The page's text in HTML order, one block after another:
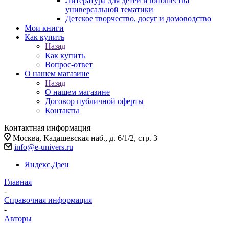
универсальной тематики
Детское творчество, досуг и домоводство
Мои книги
Как купить
Назад
Как купить
Вопрос-ответ
О нашем магазине
Назад
О нашем магазине
Договор публичной оферты
Контакты
Контактная информация
Москва, Кадашевская наб., д. 6/1/2, стр. 3
info@e-univers.ru
Яндекс.Дзен
Главная
-
Справочная информация
-
Авторы